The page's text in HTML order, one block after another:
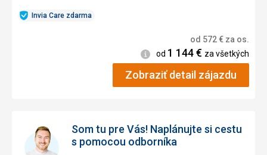
Invia Care zdarma
od 572€ za os.
Informácie
od 1 144€ za všetkých
Zobraziť detail zájazdu
Som tu pre Vás! Naplánujte si cestu
s pomocou odborníka